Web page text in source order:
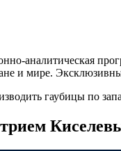
аналитическая
и мире.
гаубицы по